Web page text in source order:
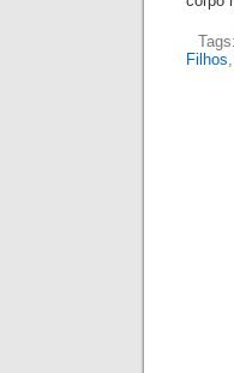
Tags:
Filhos,